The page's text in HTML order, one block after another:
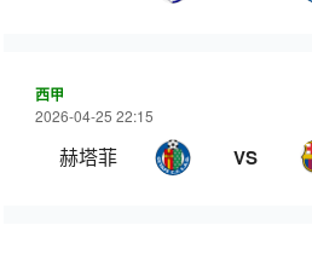
西甲
2026-04-25 22:15
赫塔菲 VS